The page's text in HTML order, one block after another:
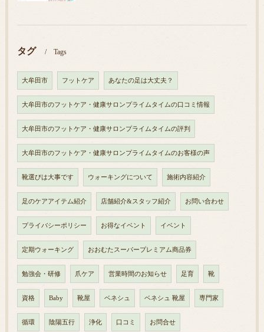
タグ Tags
大牟田市 フットケア あなたの足は大丈夫？
大牟田市のフットケア・健康サロンプライムタイムの口コミ情報
大牟田市のフットケア・健康サロンプライムタイムの評判
大牟田市のフットケア・健康サロンプライムタイムのお客様の声
靴選びは大事です ウォーキングについて 施術内容紹介
足のケアアイテム紹介 店舗紹介&スタッフ紹介 お問い合わせ
プライバシーポリシー お得なイベント イベント
定期ウォーキング おおむたスーパープレミアム商品券
勉強会・研修 爪ケア 営業時間のお知らせ 足育 靴
資格 Baby 靴屋 ベネシュ ベネシュ 靴屋 専門家
循環 陰陽五行 浄化 口コミ お問合せ